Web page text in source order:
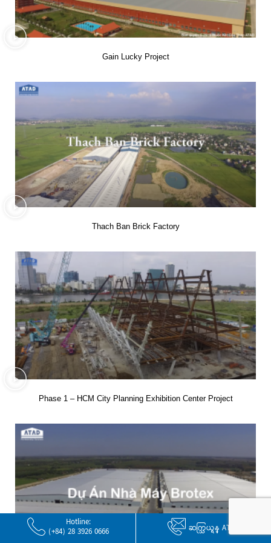
Gain Lucky Project
Thach Ban Brick Factory
Phase 1 – HCM City Planning Exhibition Center Project
Hotline:
(+84) 28 3926 0666 ဆက္သြယ္ရန္ ATAD